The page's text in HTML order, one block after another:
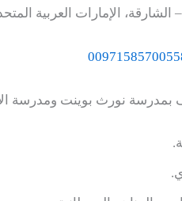
– الشارقة، الإمارات العربية
نورث بوينت ومدرسة